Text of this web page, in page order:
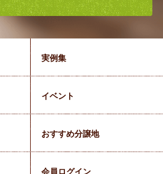
実例集
イベント
おすすめ分譲地
会員ログイン